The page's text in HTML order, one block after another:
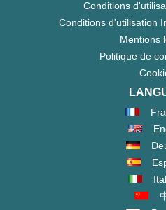
Conditions
Conditions d'utilisation
Mentions
Politique de